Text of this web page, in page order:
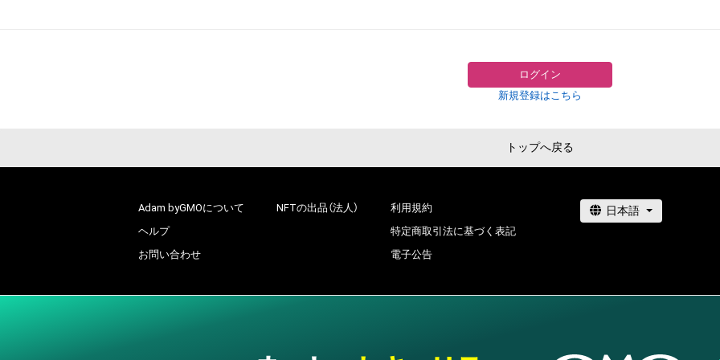
ログイン
新規登録はこちら
トップへ戻る
Adam byGMOについて
ヘルプ
お問い合わせ
NFTの出品（法人）
利用規約
特定商取引法に基づく表記
電子公告